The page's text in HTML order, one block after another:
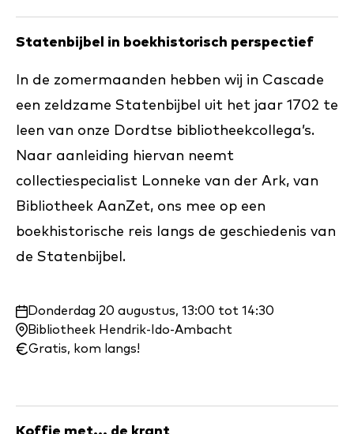
Statenbijbel in boekhistorisch perspectief
In de zomermaanden hebben wij in Cascade
een zeldzame Statenbijbel uit het jaar 1702 te
leen van onze Dordtse bibliotheekcollega’s.
Naar aanleiding hiervan neemt
collectiespecialist Lonneke van der Ark, van
Bibliotheek AanZet, ons mee op een
boekhistorische reis langs de geschiedenis van
de Statenbijbel.
Waar
en
wanneer:
Donderdag 20 augustus, 13:00 tot 14:30
Bibliotheek Hendrik-Ido-Ambacht
Gratis, kom langs!